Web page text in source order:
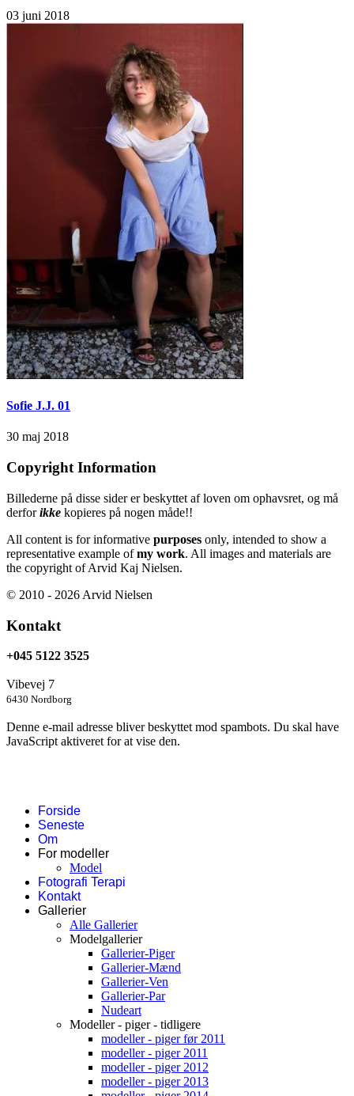
03 juni 2018
Sofie J.J. 01
30 maj 2018
Copyright Information
Billederne på disse sider er beskyttet af loven om ophavsret, og må
derforikke kopieres på nogen måde!!
All content is for informative purposes only, intended to show a
representative example ofmy work. All images and materials are
the copyright of Arvid Kaj Nielsen.
© 2010 - 2026 Arvid Nielsen
Kontakt
+045 5122 3525
Vibevej 7
6430 Nordborg
Denne e-mail adresse bliver beskyttet mod spambots. Du skal have
JavaScript aktiveret for at vise den.
Forside
Seneste
Om
For modeller
Model
Fotografi Terapi
Kontakt
Gallerier
Alle Gallerier
Modelgallerier
Gallerier-Piger
Gallerier-Mænd
Gallerier-Ven
Gallerier-Par
Nudeart
Modeller - piger - tidligere
modeller - piger før 2011
modeller - piger 2011
modeller - piger 2012
modeller - piger 2013